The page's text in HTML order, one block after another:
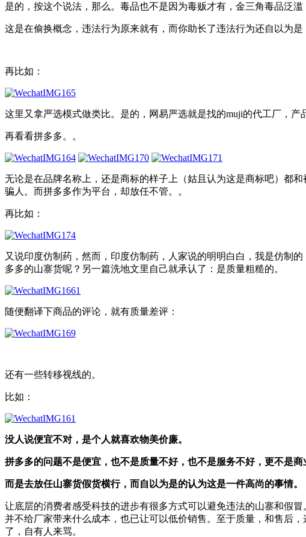
是的，按这个说法，那么。毒品也不是因为毒贩才有，金三角毒品泛
这是在偷换概念，违法行为原来就有，而你助长了违法行为还自以为是
再比如：
这里又拿严选模式做类比。是的，网易严选就是找的muji的代工厂，产
再看看拼多多。。
无论是在品牌名称上，还是商标的样子上（姑且认为这是商标吧）都
骗人。而拼多多作为平台，却放任不管。。
再比如：
又说印度仿制药，然而，印度仿制药，人家说的明明白白，我是仿制
多多的山寨货呢？另一篇洗地文里自己就承认了：是质量粗糙的。
随便翻译下商品的评论，就有质量差评：
还有一些转移视线的。
比如：
没人说便宜不对，是个人就喜欢物美价廉。
拼多多的问题不是便宜，也不是质量不好，也不是服务不好，更不是商
而是去放任山寨货假货横行，而自以为是的认为这是一件高尚的事情。
让底层的消费者感受科技的进步有很多方式可以避免违法的山寨和假冒
并不给厂家带来什么成本，也已让可以低价销售。至于质量，和售后
了，自有人来骂。